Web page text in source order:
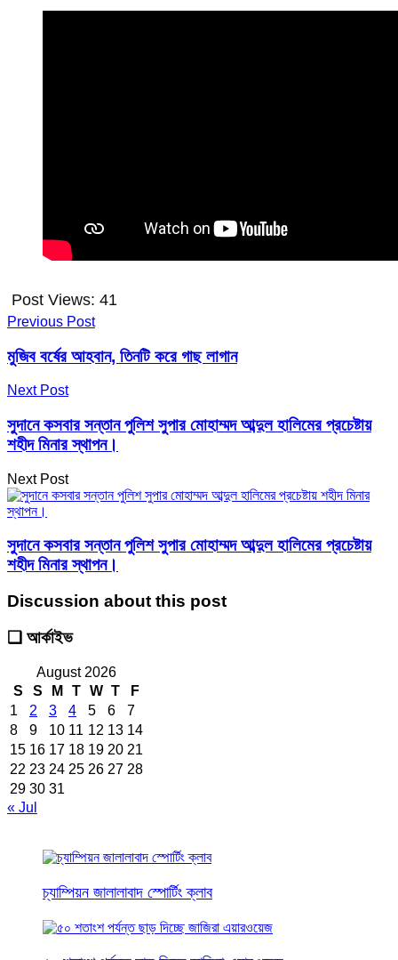
Post Views: 41
Previous Post
মুজিব বর্ষের আহবান, তিনটি করে গাছ লাগান
Next Post
সুদানে কসবার সন্তান পুলিশ সুপার মোহাম্মদ আব্দুল হালিমের প্রচেষ্টায়
শহীদ মিনার স্থাপন।
Next Post
সুদানে কসবার সন্তান পুলিশ সুপার মোহাম্মদ আব্দুল হালিমের প্রচেষ্টায়
শহীদ মিনার স্থাপন।
Discussion about this post
❑ আর্কাইভ
August 2026
S
S M T W T
F
1
2 3 4 5 6
7
8
9 10 11 12 13 14
15 16 17 18 19 20 21
22 23 24 25 26 27 28
29 30 31
« Jul
চ্যাম্পিয়ন জালালাবাদ স্পোর্টিং ক্লাব